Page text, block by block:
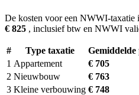
De kosten voor een NWWI-taxatie
€ 825 , inclusief btw en NWWI
# Type taxatie
1 Appartement
€ 705
2 Nieuwbouw
€ 763
3 Kleine verbouwing € 748